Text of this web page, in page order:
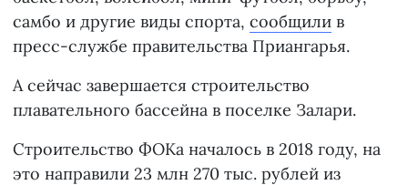
самбо и другие виды спорта, сообщили в
пресс-службе правительства Приангарья.
А сейчас завершается строительство
плавательного бассейна в поселке Залари.
Строительство ФОКа началось в 2018 году, на
это направили 23 млн 270 тыс. рублей из